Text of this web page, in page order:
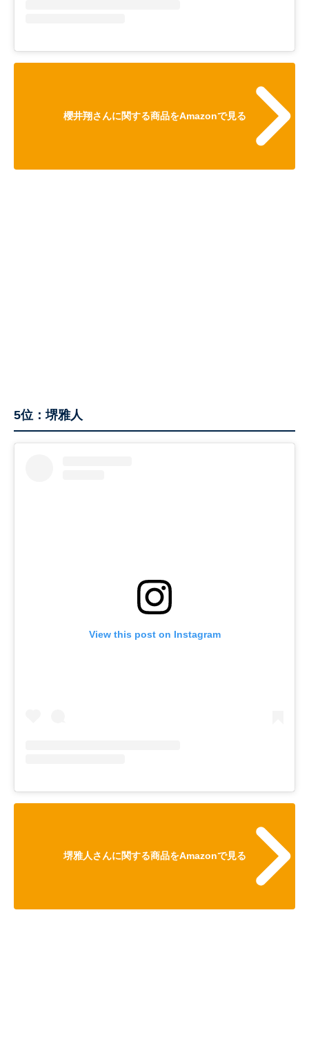
櫻井翔さんに関する商品をAmazonで見る
5位：堺雅人
View this post on Instagram
堺雅人さんに関する商品をAmazonで見る